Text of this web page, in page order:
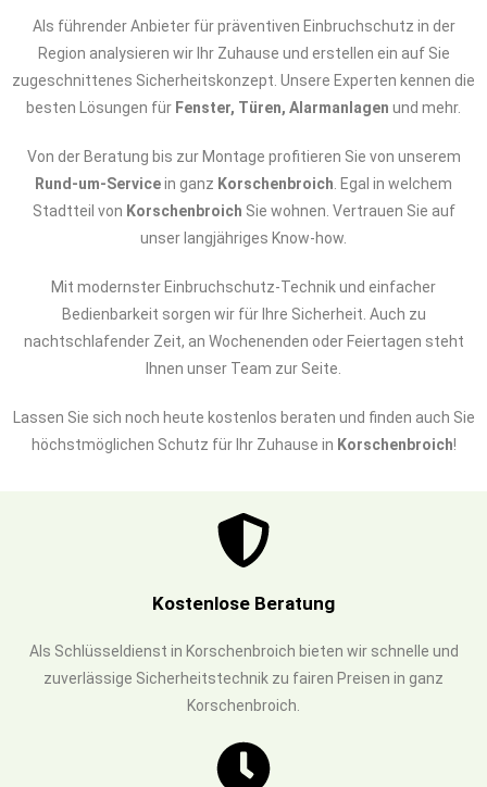
Als führender Anbieter für präventiven Einbruchschutz in der
Region analysieren wir Ihr Zuhause und erstellen ein auf Sie
zugeschnittenes Sicherheitskonzept. Unsere Experten kennen die
besten Lösungen für Fenster, Türen, Alarmanlagen und mehr.
Von der Beratung bis zur Montage profitieren Sie von unserem
Rund-um-Servicein ganz Korschenbroich . Egal in welchem
Stadtteil von Korschenbroich Sie wohnen. Vertrauen Sie auf
unser langjähriges Know-how.
Mit modernster Einbruchschutz-Technik und einfacher
Bedienbarkeit sorgen wir für Ihre Sicherheit. Auch zu
nachtschlafender Zeit, an Wochenenden oder Feiertagen steht
Ihnen unser Team zur Seite.
Lassen Sie sich noch heute kostenlos beraten und finden auch Sie
höchstmöglichen Schutz für Ihr Zuhause in Korschenbroich!
Kostenlose Beratung
Als Schlüsseldienst in Korschenbroich bieten wir schnelle und
zuverlässige Sicherheitstechnik zu fairen Preisen in ganz
Korschenbroich.